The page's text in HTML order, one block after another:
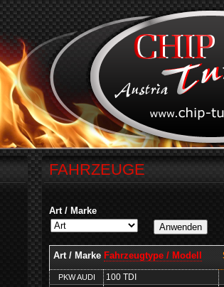
FAHRZEUGE
Art / Marke
Art / Marke Fahrzeugtype / Modell
PKW AUDI 100 TDI